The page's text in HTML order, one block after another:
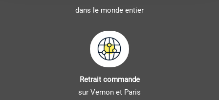
dans le monde entier
Retrait commande
sur Vernon et Paris